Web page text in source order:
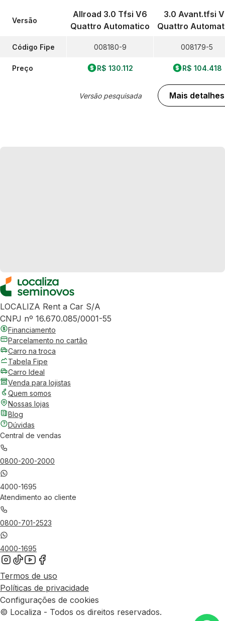
Versão
Código Fipe
Preço
Allroad 3.0 Tfsi V6
Quattro Automatico
008180-9
R$ 130.112
Versão pesquisada
3.0 Avant.tfsi
Quattro
008179-5
R$ 104.418
Mais detalhes
LOCALIZA Rent a Car S/A
CNPJ nº 16.670.085/0001-55
Financiamento
Parcelamento no cartão
Carro na troca
Tabela Fipe
Carro Ideal
Venda para lojistas
Quem somos
Nossas lojas
Blog
Dúvidas
Central de vendas
0800-200-2000
4000-1695
Atendimento ao cliente
0800-701-2523
4000-1695
Termos de uso
Políticas de privacidade
Configurações de cookies
© Localiza - Todos os direitos reservados.